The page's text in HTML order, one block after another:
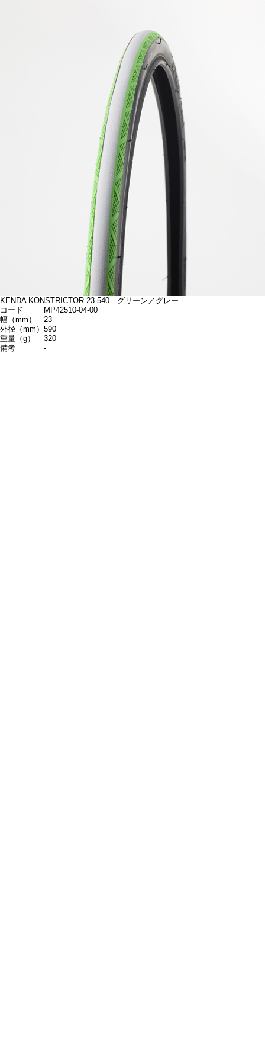
KENDA KONSTRICTOR 23-540 グリーン／グレー
コード
MP42510-04-00
幅（mm）
23
外径（mm） 590
重量（g）
320
備考
-